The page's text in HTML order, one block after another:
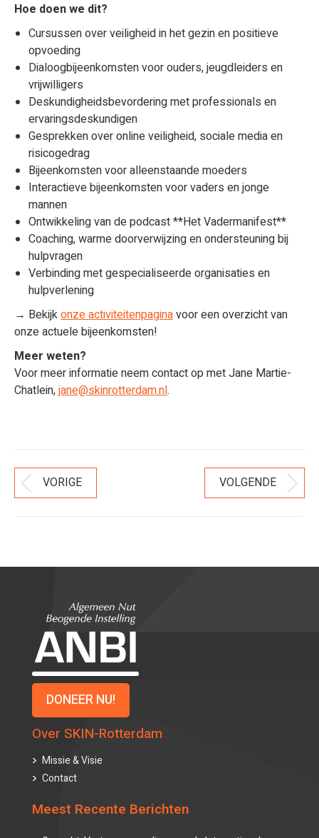
Hoe doen we dit?
Cursussen over veiligheid in het gezin en positieve
opvoeding
Dialoogbijeenkomsten voor ouders, jeugdleiders en
vrijwilligers
Deskundigheidsbevordering met professionals en
ervaringsdeskundigen
Gesprekken over online veiligheid, sociale media en
risicogedrag
Bijeenkomsten voor alleenstaande moeders
Interactieve bijeenkomsten voor vaders en jonge
mannen
Ontwikkeling van de podcast **Het Vadermanifest**
Coaching, warme doorverwijzing en ondersteuning bij
hulpvragen
Verbinding met gespecialiseerde organisaties en
hulpverlening
→ Bekijkonze activiteitenpaginavoor een overzicht van
onze actuele bijeenkomsten!
Meer weten?
Voor meer informatie neem contact op met Jane Martie-
Chatlein,jane@skinrotterdam.nl.
Bericht
Navigatie
VORIGE
bericht
VOLGENDE Volgend
bericht
DONEER NU!
Over SKIN-Rotterdam
Missie & Visie
Contact
Meest Recente Berichten